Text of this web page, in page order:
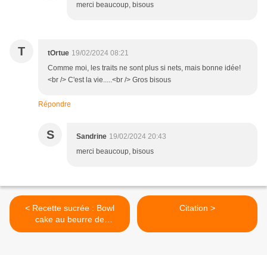
merci beaucoup, bisous
T tOrtue 19/02/2024 08:21
Comme moi, les traits ne sont plus si nets, mais bonne idée!
<br /> C'est la vie.....<br /> Gros bisous
Répondre
S Sandrine 19/02/2024 20:43
merci beaucoup, bisous
< Recette sucrée : Bowl
cake au beurre de
cacahuète
Citation >